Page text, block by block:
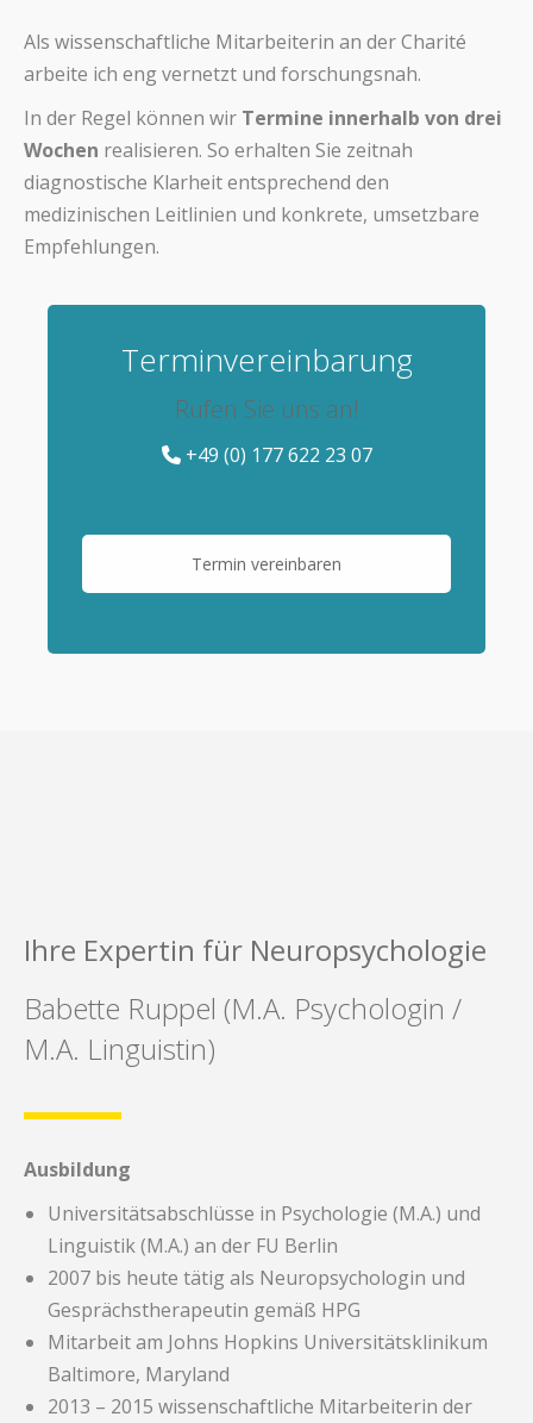
Als wissenschaftliche Mitarbeiterin an derCharité
arbeite ich eng vernetzt und forschungsnah.
In der Regel können wir Termine innerhalb von drei
Wochen realisieren. So erhalten Sie zeitnah
diagnostische Klarheit entsprechend den
medizinischen Leitlinien und konkrete, umsetzbare
Empfehlungen.
Terminvereinbarung
Rufen Sie uns an!
+49 (0) 177 622 23 07
Termin vereinbaren
Ihre Expertin für Neuropsychologie
Babette Ruppel (M.A. Psychologin /
M.A. Linguistin)
Ausbildung
Universitätsabschlüsse in Psychologie (M.A.) und
Linguistik (M.A.) an der FU Berlin
2007 bis heute tätig als Neuropsychologin und
Gesprächstherapeutin gemäß HPG
Mitarbeit am Johns Hopkins Universitätsklinikum
Baltimore, Maryland
2013 – 2015 wissenschaftliche Mitarbeiterin der